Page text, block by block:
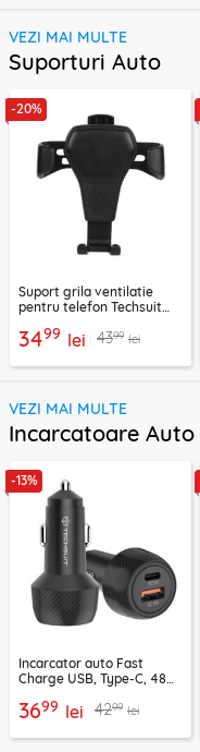
VEZI MAI MULTE
Suporturi Auto
-20%
Suport grila ventilatie
pentru telefon Techsuit
3499 lei 4399 lei
VEZI MAI MULTE
Incarcatoare Auto
-13%
Incarcator auto Fast
Charge USB, Type-C, 48W
3699 lei 4299 lei